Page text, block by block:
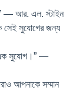
— আর. এল. স্টাইন
সেই সুযোগের জন্য
এক সুযোগ।” —
আপনাকে সম্মান